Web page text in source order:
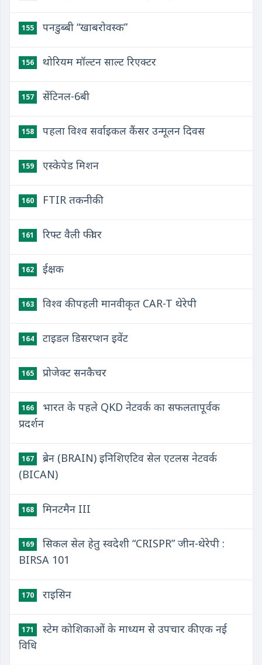
155 पनडुब्बी “खाबरोवस्क”
156 थोरियम मॉल्टन साल्ट रिएक्टर
157 सेंटिनल-6बी
158 पहला विश्व सर्वाइकल कैंसर उन्मूलन दिवस
159 एस्केपेड मिशन
160 FTIR तकनीकी
161 रिफ्ट वैली फीवर
162 ईक्षक
163 विश्व की पहली मानवीकृत CAR-T थेरेपी
164 टाइडल डिसरप्शन इवेंट
165 प्रोजेक्ट सनकैचर
166
भारत के पहले QKD नेटवर्क का सफलतापूर्वक
प्रदर्शन
167
ब्रेन (BRAIN) इनिशिएटिव सेल एटलस नेटवर्क
(BICAN)
168 मिनटमैन III
169
सिकल सेल हेतु स्वदेशी “CRISPR” जीन-थेरेपी :
BIRSA 101
170 राइसिन
171
स्टेम कोशिकाओं के माध्यम से उपचार की एक नई
विधि